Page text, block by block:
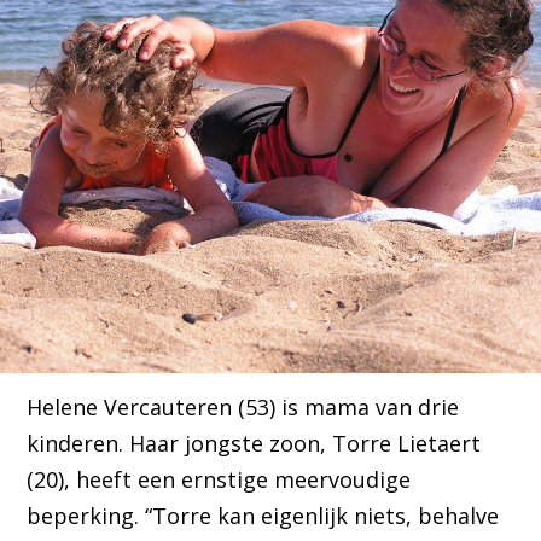
Helene Vercauteren (53) is mama van drie
kinderen. Haar jongste zoon, Torre Lietaert
(20), heeft een ernstige meervoudige
beperking. “Torre kan eigenlijk niets, behalve